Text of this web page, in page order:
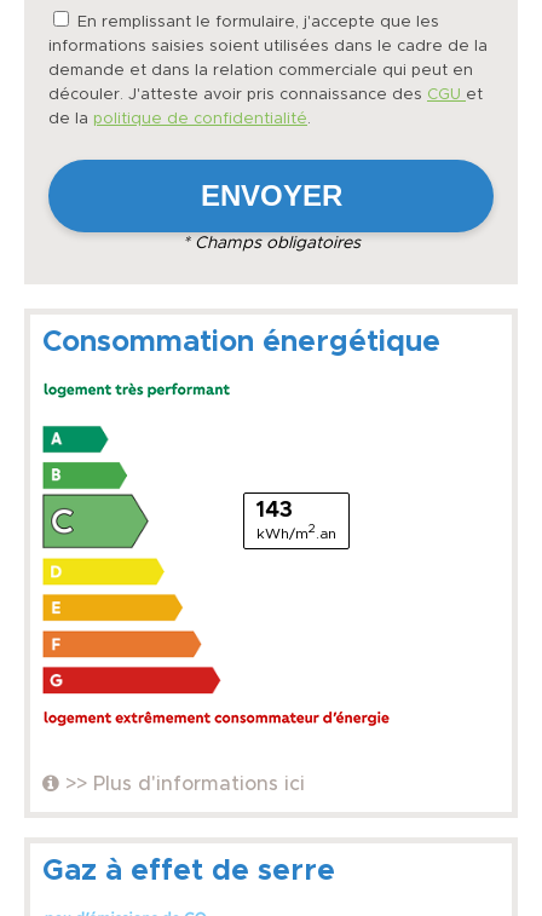
En remplissant le formulaire, j'accepte que les
informations saisies soient utilisées dans le cadre de la
demande et dans la relation commerciale qui peut en
découler. J'atteste avoir pris connaissance des CGU et
de la politique de confidentialité.
* Champs obligatoires
Consommation énergétique
143
kWh/m2 .an
>> Plus d'informations ici
Gaz à effet de serre